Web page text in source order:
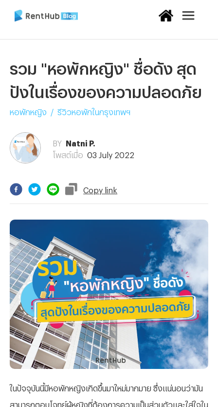
รวม "หอพักหญิง" ชื่อดัง สุด
ปังในเรื่องของความปลอดภัย
หอพักหญิง / รีวิวหอพักในกรุงเทพฯ
BY
Natni P.
โพสต์เมื่อ
03 July 2022
Copy link
ในปัจจุบันนี้มีหอพักหญิงเกิดขึ้นมาใหม่มากมาย ซึ่งแน่นอนว่ามัน
สามารถตอบโจทย์ผู้หญิงที่ต้องการความเป็นส่วนตัวและใส่ใจใน